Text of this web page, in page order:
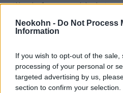
Neokohn - Do Not Process
Information
If you wish to opt-out of the
processing of your personal or
targeted advertising by us,
section to confirm your
állnak fegyverekkel és
elrepülő madárra
mintegy 59 százalékára
Reméljük, hogy a
szerencsésen átjutott